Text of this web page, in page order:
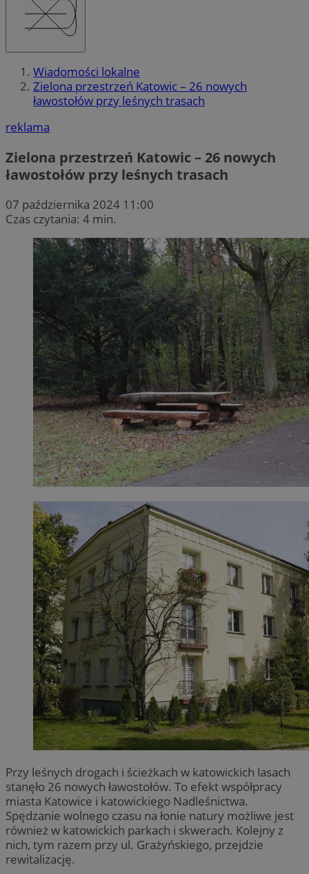
Wiadomości lokalne
Zielona przestrzeń Katowic – 26 nowych
ławostołów przy leśnych trasach
reklama
Zielona przestrzeń Katowic – 26 nowych
ławostołów przy leśnych trasach
07 października 2024 11:00
Czas czytania: 4 min.
Przy leśnych drogach i ścieżkach w katowickich lasach
stanęło 26 nowych ławostołów. To efekt współpracy
miasta Katowice i katowickiego Nadleśnictwa.
Spędzanie wolnego czasu na łonie natury możliwe jest
również w katowickich parkach i skwerach. Kolejny z
nich, tym razem przy ul. Grażyńskiego, przejdzie
rewitalizację.